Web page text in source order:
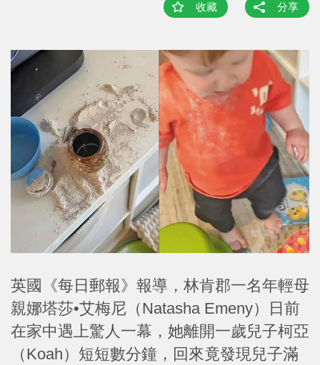
收藏 分享
英國《每日郵報》報導，林肯郡一名年輕母
親娜塔莎•艾梅尼（Natasha Emeny）日前
在家中遇上驚人一幕，她離開一歲兒子柯亞
（Koah）短短數分鐘，回來竟發現兒子滿